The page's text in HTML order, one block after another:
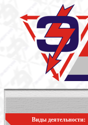
Виды деятельности: